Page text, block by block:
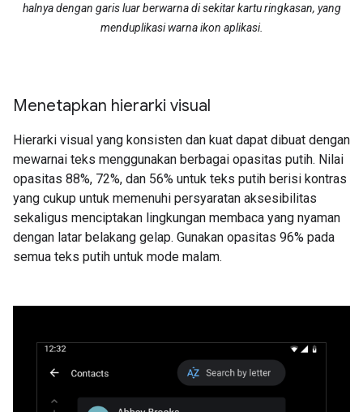
halnya dengan garis luar berwarna di sekitar kartu ringkasan, yang
menduplikasi warna ikon aplikasi.
Menetapkan hierarki visual
Hierarki visual yang konsisten dan kuat dapat dibuat dengan
mewarnai teks menggunakan berbagai opasitas putih. Nilai
opasitas 88%, 72%, dan 56% untuk teks putih berisi kontras
yang cukup untuk memenuhi persyaratan aksesibilitas
sekaligus menciptakan lingkungan membaca yang nyaman
dengan latar belakang gelap. Gunakan opasitas 96% pada
semua teks putih untuk mode malam.